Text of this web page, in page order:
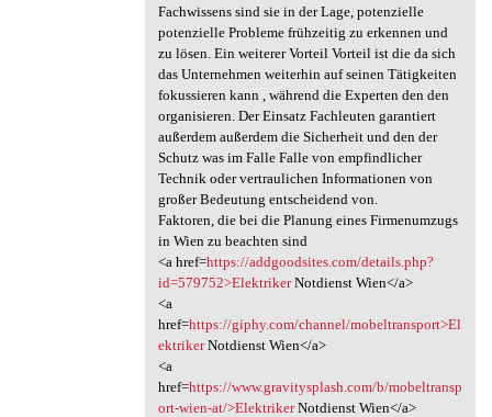
Fachwissens sind sie in der Lage, potenzielle
potenzielle Probleme frühzeitig zu erkennen und
zu lösen. Ein weiterer Vorteil Vorteil ist die da sich
das Unternehmen weiterhin auf seinen Tätigkeiten
fokussieren kann , während die Experten den den
organisieren. Der Einsatz Fachleuten garantiert
außerdem außerdem die Sicherheit und den der
Schutz was im Falle Falle von empfindlicher
Technik oder vertraulichen Informationen von
großer Bedeutung entscheidend von.
Faktoren, die bei die Planung eines Firmenumzugs
in Wien zu beachten sind
<a href=https://addgoodsites.com/details.php?
id=579752>ElektrikerNotdienst Wien</a>
<a
href=https://giphy.com/channel/mobeltransport>El
ektrikerNotdienst Wien</a>
<a
href=https://www.gravitysplash.com/b/mobeltransp
ort-wien-at/>ElektrikerNotdienst Wien</a>